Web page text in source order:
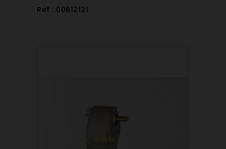
Ref : 00612131